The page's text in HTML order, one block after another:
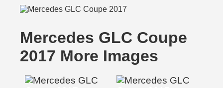
Mercedes GLC Coupe
2017 More Images